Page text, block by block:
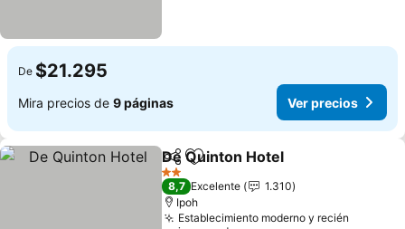
De $21.295
Mira precios de 9 páginas Ver precios
CompartirAgregar a favoritos
De Quinton Hotel
2 Estrellas
8,7 Excelente
1.310
Ipoh
Establecimiento moderno y recién